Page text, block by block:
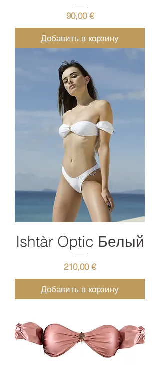
Цена
90,00 €
Добавить в корзину
Ishtàr Optic Белый
Цена
210,00 €
Добавить в корзину